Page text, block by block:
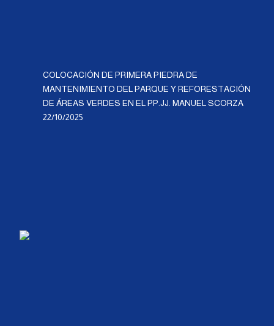
COLOCACIÓN DE PRIMERA PIEDRA DE
MANTENIMIENTO DEL PARQUE Y REFORESTACIÓN
DE ÁREAS VERDES EN EL PP.JJ. MANUEL SCORZA
22/10/2025